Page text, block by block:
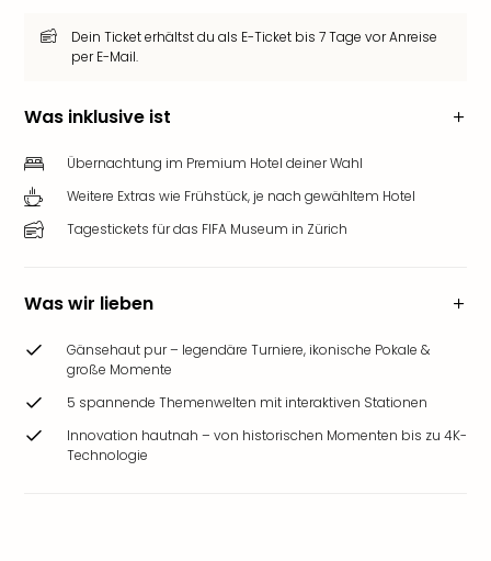
Dein Ticket erhältst du als E-Ticket bis 7 Tage vor Anreise
per E-Mail.
Was inklusive ist
Übernachtung im Premium Hotel deiner Wahl
Weitere Extras wie Frühstück, je nach gewähltem Hotel
Tagestickets für das FIFA Museum in Zürich
Was wir lieben
Gänsehaut pur – legendäre Turniere, ikonische Pokale &
große Momente
5 spannende Themenwelten mit interaktiven Stationen
Innovation hautnah – von historischen Momenten bis zu 4K-
Technologie